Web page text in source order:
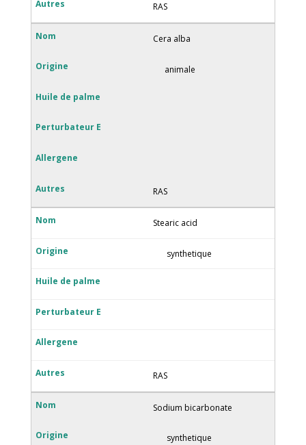
RAS
Cera alba
animale
RAS
Stearic acid
synthetique
RAS
Sodium bicarbonate
synthetique